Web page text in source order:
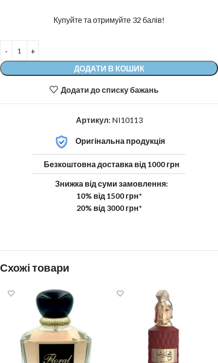
Купуйте та отримуйте 32 балів!
ДОДАТИ В КОШИК
Додати до списку бажань
Артикул: NI10113
Оригінальна продукція
Безкоштовна доставка від 1000 грн
Знижка від суми замовлення:
10% від 1500 грн*
20% від 3000 грн*
Схожі товари